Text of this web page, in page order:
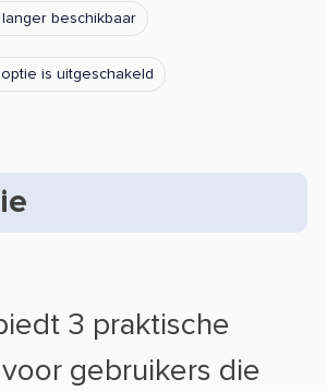
beschikbaar
is uitgeschakeld
3 praktische
gebruikers die